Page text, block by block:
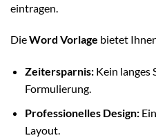
eintragen.
DieWord Vorlage bietet
Zeitersparnis:Kein langes
Formulierung.
Professionelles Design:
Layout.